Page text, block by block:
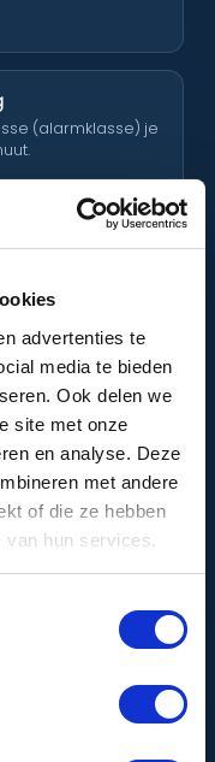
advertenties te
media te bieden
Ook delen we
site met onze
en analyse. Deze
met andere
of die ze hebben
van hun services.
(alarmklasse) je
samen voor
krijg direct
particulier
particulier